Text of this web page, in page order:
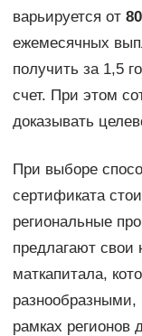
варьируется от
ежемесячных
получить за 1,5
счет. При этом
доказывать
При выборе
сертификата
региональные
предлагают свои
маткапитала,
разнообразными,
рамках